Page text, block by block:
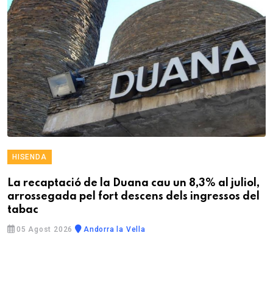
HISENDA
La recaptació de la Duana cau un 8,3% al juliol,
arrossegada pel fort descens dels ingressos del
tabac
05 Agost 2026 Andorra la Vella